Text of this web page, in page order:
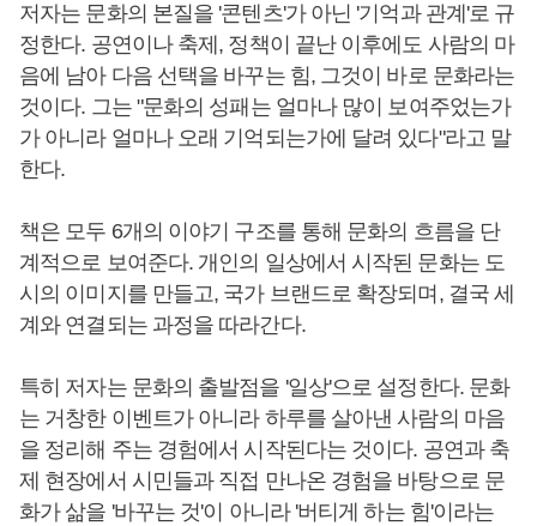
저자는 문화의 본질을 '콘텐츠'가 아닌 '기억과 관계'로 규
정한다. 공연이나 축제, 정책이 끝난 이후에도 사람의 마
음에 남아 다음 선택을 바꾸는 힘, 그것이 바로 문화라는
것이다. 그는 "문화의 성패는 얼마나 많이 보여주었는가
가 아니라 얼마나 오래 기억되는가에 달려 있다"라고 말
한다.
책은 모두 6개의 이야기 구조를 통해 문화의 흐름을 단
계적으로 보여준다. 개인의 일상에서 시작된 문화는 도
시의 이미지를 만들고, 국가 브랜드로 확장되며, 결국 세
계와 연결되는 과정을 따라간다.
특히 저자는 문화의 출발점을 '일상'으로 설정한다. 문화
는 거창한 이벤트가 아니라 하루를 살아낸 사람의 마음
을 정리해 주는 경험에서 시작된다는 것이다. 공연과 축
제 현장에서 시민들과 직접 만나온 경험을 바탕으로 문
화가 삶을 '바꾸는 것'이 아니라 '버티게 하는 힘'이라는